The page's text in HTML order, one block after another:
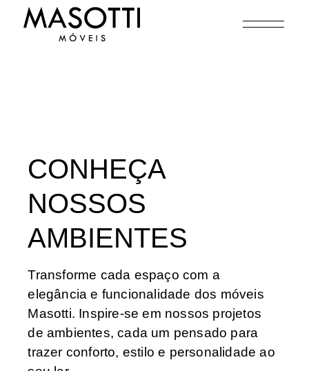
CONHEÇA
NOSSOS
AMBIENTES
Transforme cada espaço com a
elegância e funcionalidade dos móveis
Masotti. Inspire-se em nossos projetos
de ambientes, cada um pensado para
trazer conforto, estilo e personalidade ao